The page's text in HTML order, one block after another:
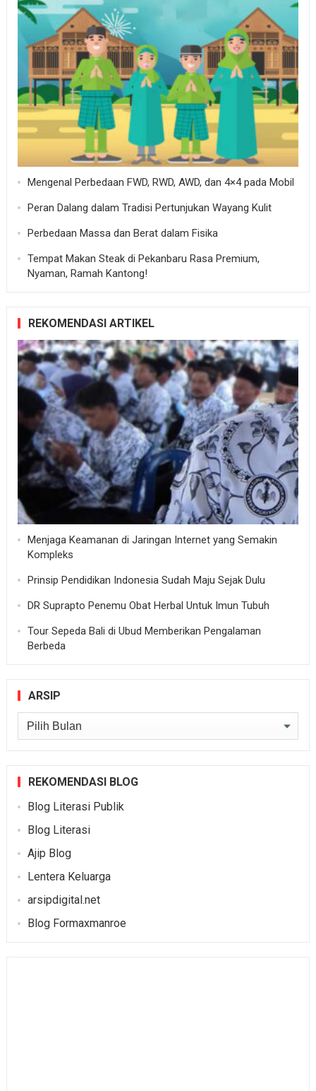
Mengenal Perbedaan FWD, RWD, AWD, dan 4×4 pada Mobil
Peran Dalang dalam Tradisi Pertunjukan Wayang Kulit
Perbedaan Massa dan Berat dalam Fisika
Tempat Makan Steak di Pekanbaru Rasa Premium,
Nyaman, Ramah Kantong!
REKOMENDASI ARTIKEL
Menjaga Keamanan di Jaringan Internet yang Semakin
Kompleks
Prinsip Pendidikan Indonesia Sudah Maju Sejak Dulu
DR Suprapto Penemu Obat Herbal Untuk Imun Tubuh
Tour Sepeda Bali di Ubud Memberikan Pengalaman
Berbeda
ARSIP
Arsip
REKOMENDASI BLOG
Blog Literasi Publik
Blog Literasi
Ajip Blog
Lentera Keluarga
arsipdigital.net
Blog Formaxmanroe